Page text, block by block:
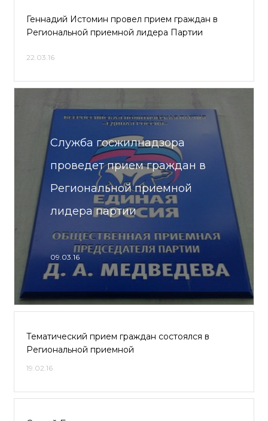
Геннадий Истомин провел прием граждан в
Региональной приемной лидера Партии
22.03.16
Служба госжилнадзора
проведет прием граждан в
Региональной приемной
лидера партии
09.03.16
Тематический прием граждан состоялся в
Региональной приемной
19.02.16